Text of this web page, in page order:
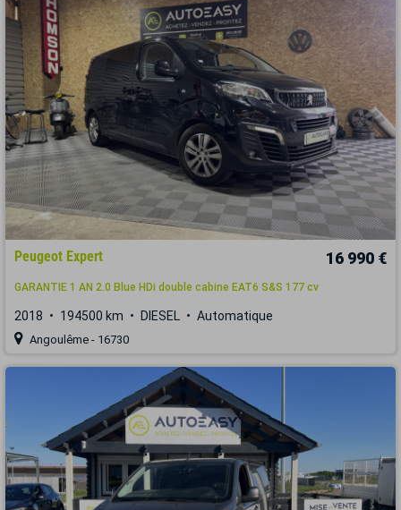
Peugeot Expert 16 990 €
GARANTIE 1 AN 2.0 Blue HDi double cabine EAT6 S&S 177 cv
2018 194500 km DIESEL Automatique
Angoulême - 16730